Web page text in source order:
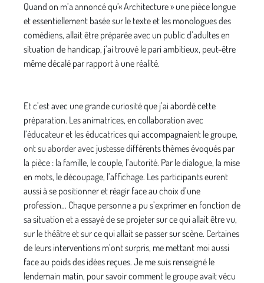
Quand on m’a annoncé qu’« Architecture » une pièce longue
et essentiellement basée sur le texte et les monologues des
comédiens, allait être préparée avec un public d’adultes en
situation de handicap, j’ai trouvé le pari ambitieux, peut-être
même décalé par rapport à une réalité.
Et c’est avec une grande curiosité que j’ai abordé cette
préparation. Les animatrices, en collaboration avec
l’éducateur et les éducatrices qui accompagnaient le groupe,
ont su aborder avec justesse différents thèmes évoqués par
la pièce : la famille, le couple, l’autorité. Par le dialogue, la mise
en mots, le découpage, l’affichage. Les participants eurent
aussi à se positionner et réagir face au choix d’une
profession… Chaque personne a pu s’exprimer en fonction de
sa situation et a essayé de se projeter sur ce qui allait être vu,
sur le théâtre et sur ce qui allait se passer sur scène. Certaines
de leurs interventions m’ont surpris, me mettant moi aussi
face au poids des idées reçues. Je me suis renseigné le
lendemain matin, pour savoir comment le groupe avait vécu